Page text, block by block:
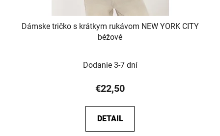
Dámske tričko s krátkym rukávom NEW YORK CITY
béžové
Dodanie 3-7 dní
€22,50
DETAIL